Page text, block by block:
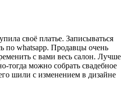
своё платье. Записываться
по whatsapp. Продавцы очень
с вами весь салон. Лучше
тогда можно собрать свадебное
шили с изменением в дизайне